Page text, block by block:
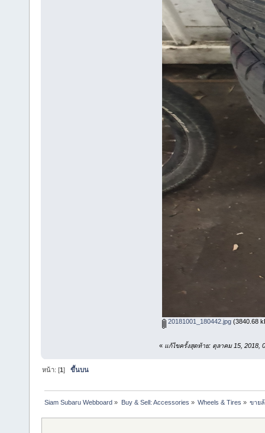
20181001_180442.jpg(3840.68
« แก้ไขครั้งสุดท้าย: ตุลาคม 15, 2018,
หน้า: [1]ขึ้นบน
Siam Subaru Webboard » Buy & Sell: Accessories » Wheels & Tires » ขาย